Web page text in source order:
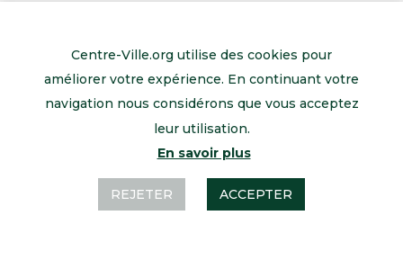
Centre-Ville.org utilise des cookies pour
améliorer votre expérience. En continuant votre
navigation nous considérons que vous acceptez
leur utilisation.
En savoir plus
REJETER ACCEPTER